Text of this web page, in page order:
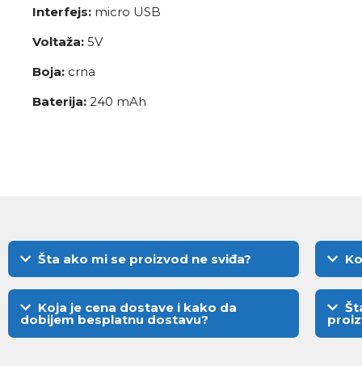
Interfejs: micro USB
Voltaža: 5V
Boja: crna
Baterija: 240 mAh
Šta ako mi se proizvod ne sviđa?
Koja je cena dostave i kako da
dobijem besplatnu dostavu?